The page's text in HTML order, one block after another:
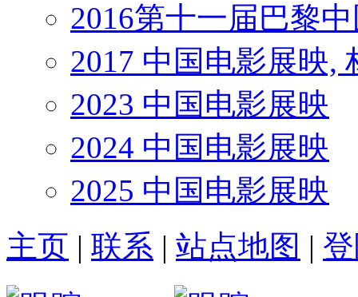
2016第十一届巴黎
2017 中国电影展映,
2023 中国电影展映
2024 中国电影展映
2025 中国电影展映
主页 | 联系 | 站点地图 |